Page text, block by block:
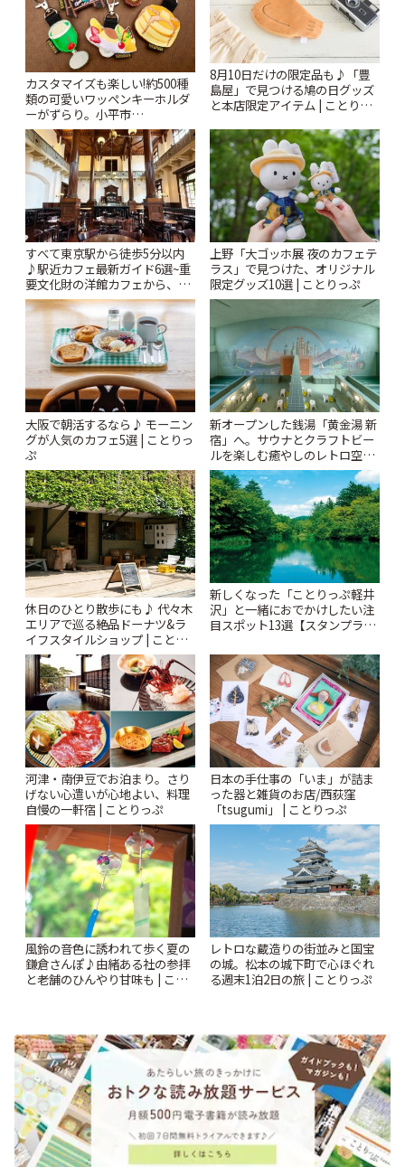
カスタマイズも楽しい!約500種
類の可愛いワッペンキーホルダ
ーがずらり。小平市
「Kimamaya T&K」 | ことりっ
ぷ
8月10日だけの限定品も♪「豊
島屋」で見つける鳩の日グッズ
と本店限定アイテム | ことりっ
すべて東京駅から徒歩5分以内
♪駅近カフェ最新ガイド6選~重
要文化財の洋館カフェから、改
札すぐのレトロ喫茶まで~ | こと
りっぷ
上野「大ゴッホ展 夜のカフェテ
ラス」で見つけた、オリジナル
限定グッズ10選 | ことりっぷ
大阪で朝活するなら♪ モーニン
グが人気のカフェ5選 | ことりっ
ぷ
新オープンした銭湯「黄金湯 新
宿」へ。サウナとクラフトビー
ルを楽しむ癒やしのレトロ空間
| ことりっぷ
休日のひとり散歩にも♪ 代々木
エリアで巡る絶品ドーナツ&ラ
イフスタイルショップ | ことり
っぷ
新しくなった「ことりっぷ軽井
沢」と一緒におでかけしたい注
目スポット13選【スタンプラリ
河津・南伊豆でお泊まり。さり
げない心遣いが心地よい、料理
自慢の一軒宿 | ことりっぷ
日本の手仕事の「いま」が詰ま
った器と雑貨のお店/西荻窪
「tsugumi」 | ことりっぷ
風鈴の音色に誘われて歩く夏の
鎌倉さんぽ♪由緒ある社の参拝
と老舗のひんやり甘味も | こと
レトロな蔵造りの街並みと国宝
の城。松本の城下町で心ほぐれ
る週末1泊2日の旅 | ことりっぷ